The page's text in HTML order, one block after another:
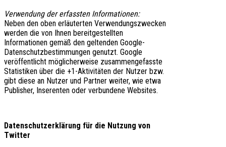
Verwendung der erfassten Informationen:
Neben den oben erläuterten Verwendungszwecken
werden die von Ihnen bereitgestellten
Informationen gemäß den geltenden Google-
Datenschutzbestimmungen genutzt. Google
veröffentlicht möglicherweise zusammengefasste
Statistiken über die +1-Aktivitäten der Nutzer bzw.
gibt diese an Nutzer und Partner weiter, wie etwa
Publisher, Inserenten oder verbundene Websites.
Datenschutzerklärung für die Nutzung von
Twitter